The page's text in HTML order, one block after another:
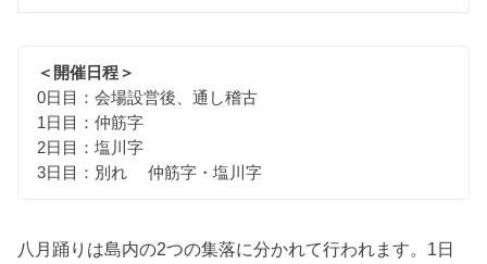
＜開催日程＞
0日目：会場設営後、通し稽古
1日目：仲筋字
2日目：塩川字
3日目：別れ 仲筋字・塩川字
八月踊りは島内の2つの集落に分かれて行われます。1日